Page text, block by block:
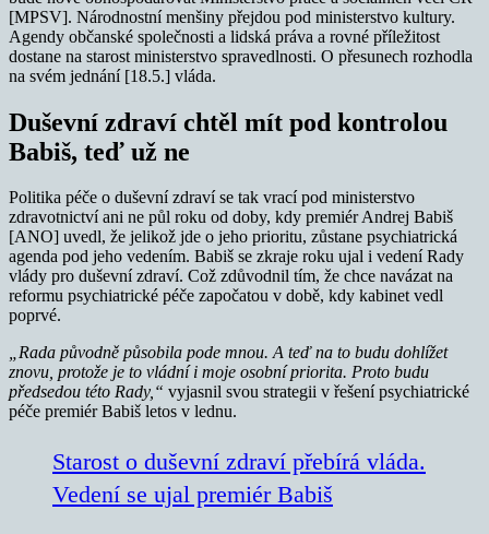
[MPSV]. Národnostní menšiny přejdou pod ministerstvo kultury.
Agendy občanské společnosti a lidská práva a rovné příležitost
dostane na starost ministerstvo spravedlnosti. O přesunech rozhodla
na svém jednání [18.5.] vláda.
Duševní zdraví chtěl mít pod kontrolou
Babiš, teď už ne
Politika péče o duševní zdraví se tak vrací pod ministerstvo
zdravotnictví ani ne půl roku od doby, kdy premiér Andrej Babiš
[ANO] uvedl, že jelikož jde o jeho prioritu, zůstane psychiatrická
agenda pod jeho vedením. Babiš se zkraje roku ujal i vedení Rady
vlády pro duševní zdraví. Což zdůvodnil tím, že chce navázat na
reformu psychiatrické péče započatou v době, kdy kabinet vedl
poprvé.
„Rada původně působila pode mnou. A teď na to budu dohlížet
znovu, protože je to vládní i moje osobní priorita. Proto budu
předsedou této Rady,“ vyjasnil svou strategii v řešení psychiatrické
péče premiér Babiš letos v lednu.
Starost o duševní zdraví přebírá vláda.
Vedení se ujal premiér Babiš